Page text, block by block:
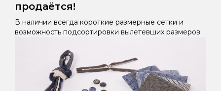
продаётся!
В наличии всегда короткие размерные сетки и
возможность подсортировки вылетевших размеров